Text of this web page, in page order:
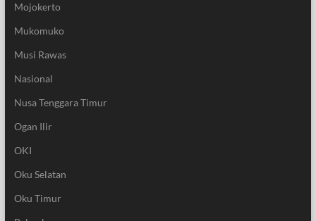
Mojokerto
Mukomuko
Musi Rawas
Nasional
Nusa Tenggara Timur
Ogan Ilir
OKI
Oku Selatan
Oku Timur